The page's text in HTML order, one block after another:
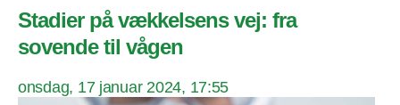
Stadier på vækkelsens vej: fra
sovende til vågen
onsdag, 17 januar 2024, 17:55